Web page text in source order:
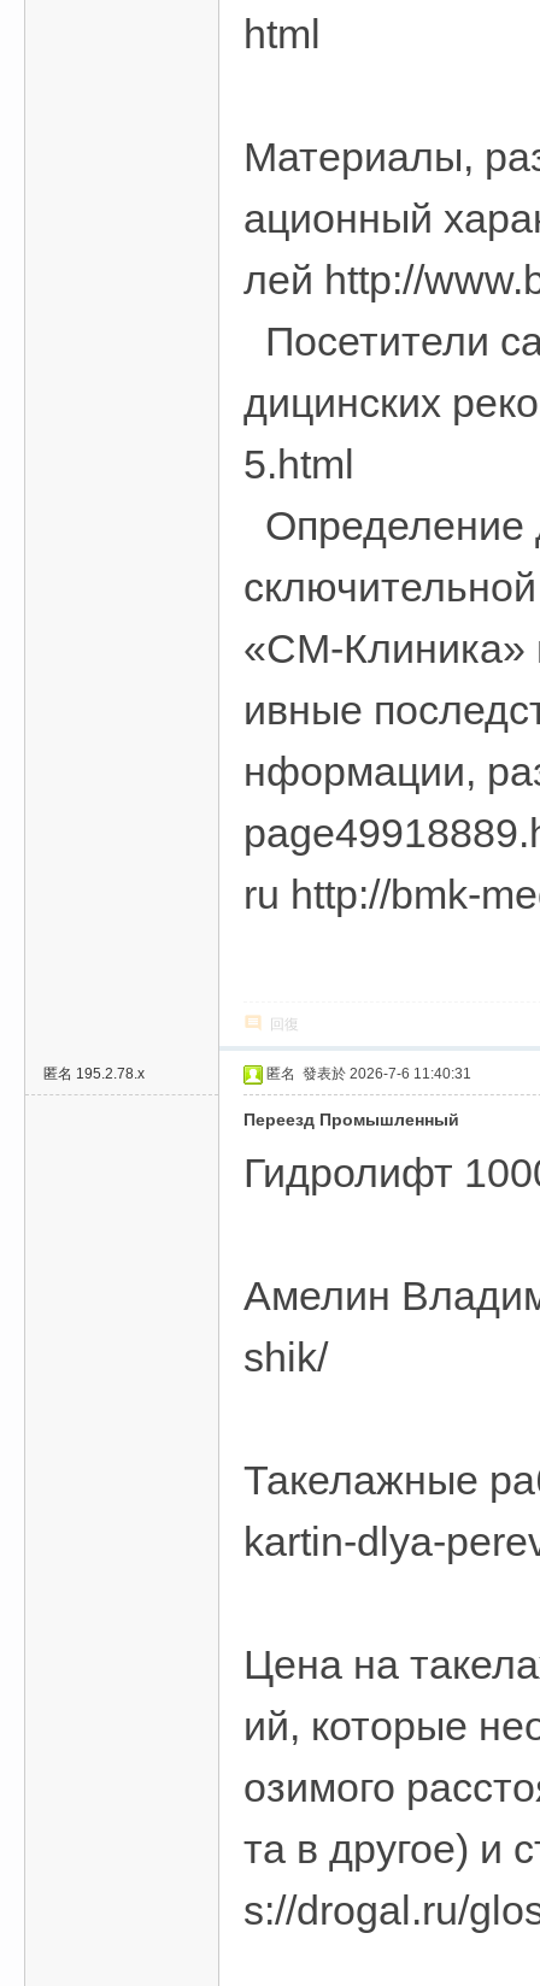
html
Материалы,
ационный
лей http://
Посетители
дицинских
5.html
Определение
«СМ-Клиника»
ивные
нформации,
ru http://bmk-
回復
匿名 195.2.78.x 匿名 發表於 2026-7-6 11:40:31
Переезд Промышленный
Гидролифт
Амелин
shik/
Такелажные
kartin-dlya-
Цена на
ий, которые
озимого
та в другое) и
s://drogal.ru/